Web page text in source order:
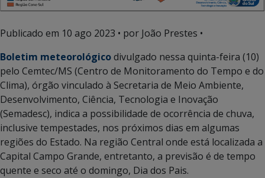
Publicado em 10 ago 2023 • por João Prestes •
Boletim meteorológicodivulgado nessa quinta-feira (10)
pelo Cemtec/MS (Centro de Monitoramento do Tempo e do
Clima), órgão vinculado à Secretaria de Meio Ambiente,
Desenvolvimento, Ciência, Tecnologia e Inovação
(Semadesc), indica a possibilidade de ocorrência de chuva,
inclusive tempestades, nos próximos dias em algumas
regiões do Estado. Na região Central onde está localizada a
Capital Campo Grande, entretanto, a previsão é de tempo
quente e seco até o domingo, Dia dos Pais.